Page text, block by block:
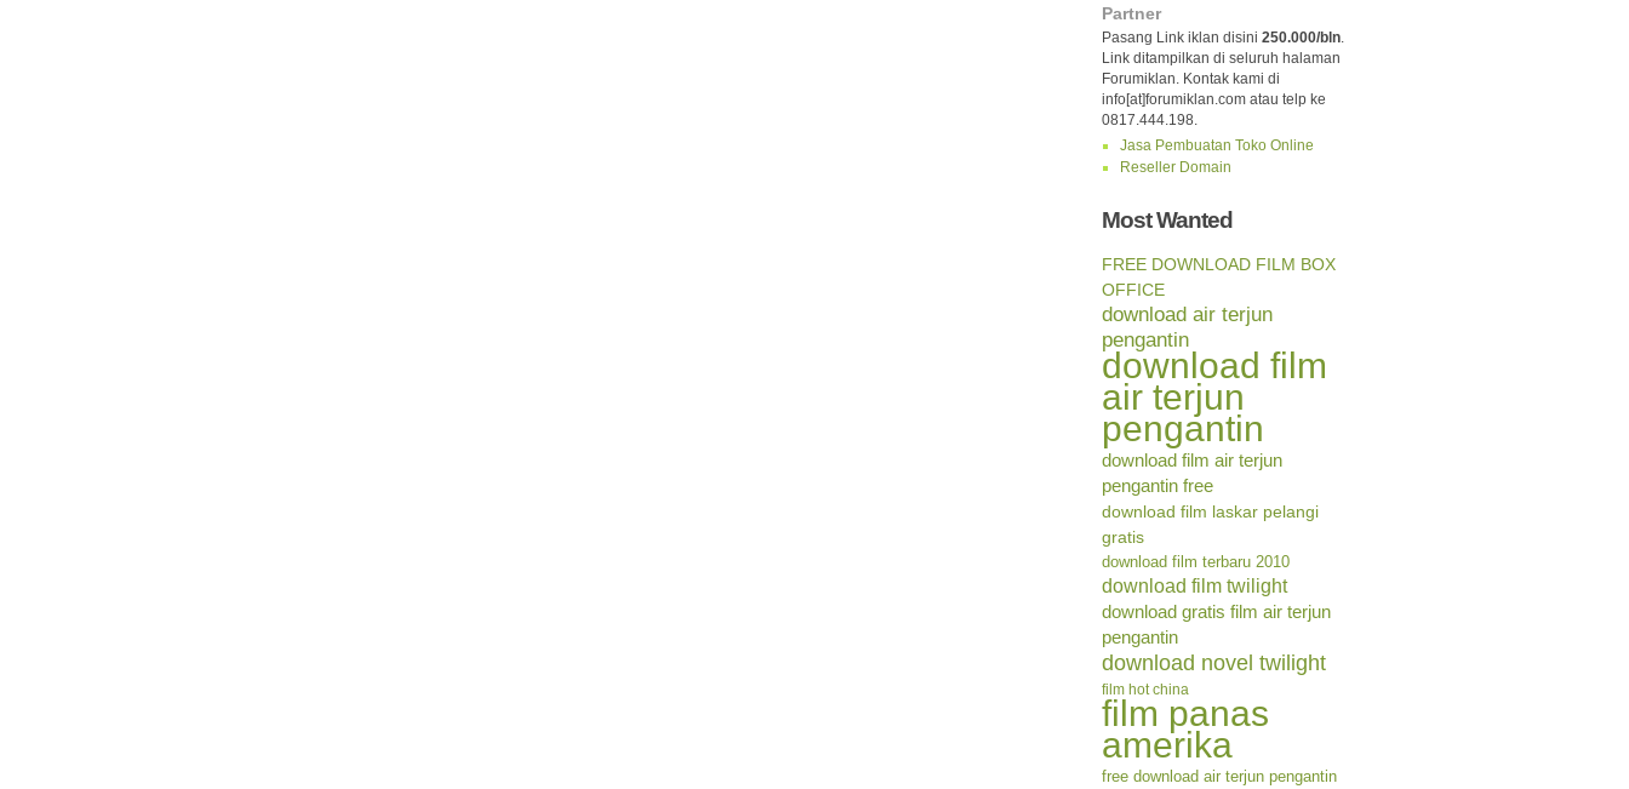
Partner
Pasang Link iklan disini 250.000/bln.
Link ditampilkan di seluruh halaman
Forumiklan. Kontak kami di
info[at]forumiklan.com atau telp ke
0817.444.198.
Jasa Pembuatan Toko Online
Reseller Domain
Most Wanted
FREE DOWNLOAD FILM BOX
OFFICE
download air terjun
pengantin
download film
air terjun
pengantin
download film air terjun
pengantin free
download film laskar pelangi
gratis
download film terbaru 2010
download film twilight
download gratis film air terjun
pengantin
download novel twilight
film hot china
film panas
amerika
free download air terjun pengantin